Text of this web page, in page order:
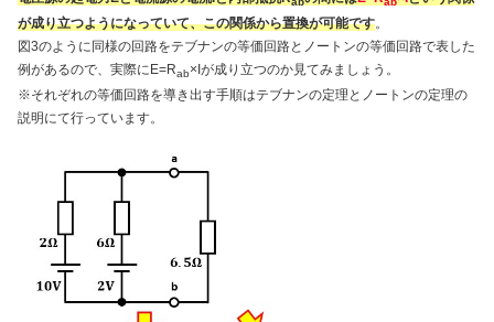
が成り立つようになっていて、この関係から置換が可能です。
図3のように同様の回路をテブナンの等価回路とノートンの等価回路で表した
例があるので、実際にE=Rab×Iが成り立つのか見てみましょう。
※それぞれの等価回路を導き出す手順はテブナンの定理とノートンの定理の
説明にて行っています。